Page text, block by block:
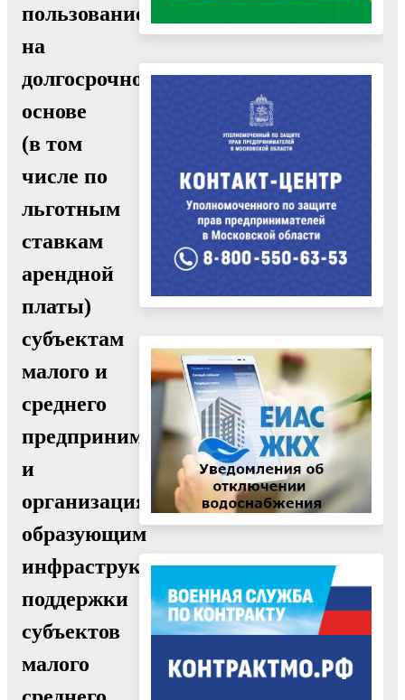
пользование
на
долгосрочной
основе
(в том
числе по
льготным
ставкам
арендной
платы)
субъектам
малого и
среднего
предпринимательства
и
организациям,
образующим
инфраструктура
поддержки
субъектов
малого